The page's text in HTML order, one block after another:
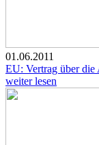
01.06.2011
EU: Vertrag über die
weiter lesen